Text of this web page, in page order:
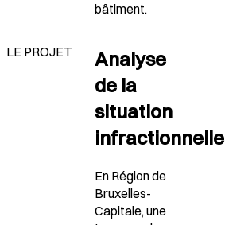
bâtiment.
LE PROJET
Analyse
de la
situation
infractionnelle
En Région de
Bruxelles-
Capitale, une